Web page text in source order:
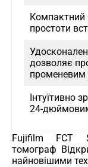
Компактний
простоти
дозволяє
Інтуїтивно
24-
Шматочки
Займана
Fujifilm FCT
томограф
найновішими